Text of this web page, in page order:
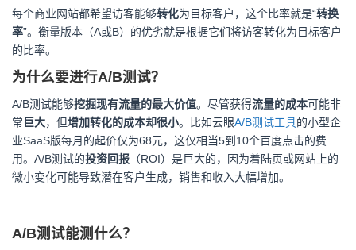
每个商业网站都希望访客能够转化为目标客户，这个比率就是“转换
率”。衡量版本（A或B）的优劣就是根据它们将访客转化为目标客户
的比率。
为什么要进行A/B测试？
A/B测试能够挖掘现有流量的最大价值。尽管获得流量的成本可能非
常 巨大，但增加转化的成本却很小。比如云眼A/B测试工具的小型企
业SaaS版每月的起价仅为68元，这仅相当5到10个百度点击的费
用。A/B测试的投资回报 （ROI）是巨大的，因为着陆页或网站上的
微小变化可能导致潜在客户生成，销售和收入大幅增加。
A/B测试能测什么？